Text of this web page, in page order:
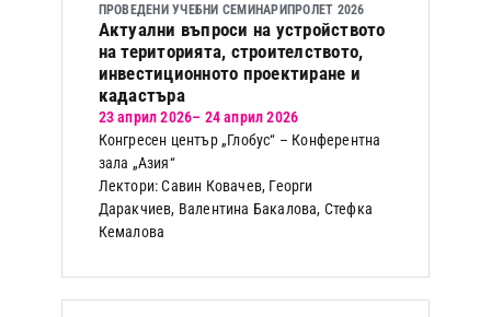
ПРОВЕДЕНИ УЧЕБНИ СЕМИНАРИПРОЛЕТ 2026
Актуални въпроси на устройството
на територията, строителството,
инвестиционното проектиране и
кадастъра
23 април 2026– 24 април 2026
Конгресен център „Глобус“ – Конферентна
зала „Азия“
Лектори: Савин Ковачев, Георги
Даракчиев, Валентина Бакалова, Стефка
Кемалова